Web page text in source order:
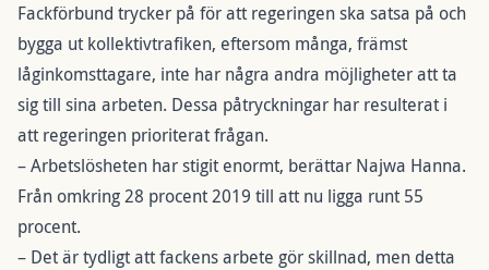
Fackförbund trycker på för att regeringen ska satsa på och
bygga ut kollektivtrafiken, eftersom många, främst
låginkomsttagare, inte har några andra möjligheter att ta
sig till sina arbeten. Dessa påtryckningar har resulterat i
att regeringen prioriterat frågan.
– Arbetslösheten har stigit enormt, berättar Najwa Hanna.
Från omkring 28 procent 2019 till att nu ligga runt 55
procent.
– Det är tydligt att fackens arbete gör skillnad, men detta